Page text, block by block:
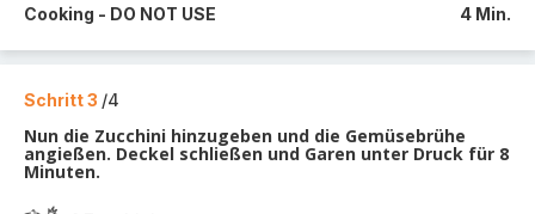
Cooking - DO NOT USE 4 Min.
Schritt 3 /4
Nun die Zucchini hinzugeben und die Gemüsebrühe
angießen. Deckel schließen und Garen unter Druck für 8
Minuten.